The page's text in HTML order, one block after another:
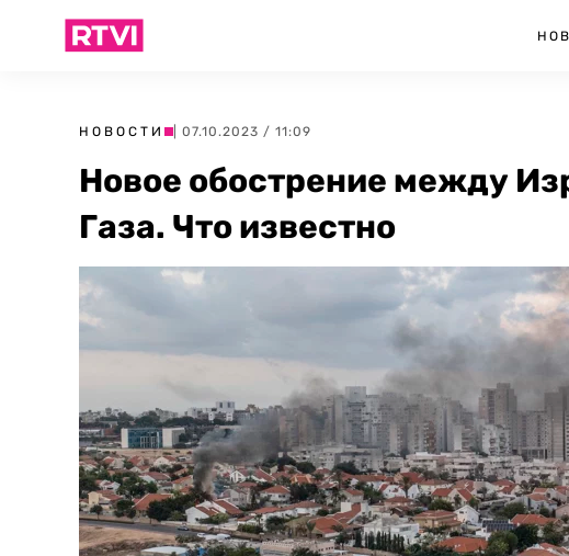
НОВОСТИ | 07.10.2023 / 11:09
Новое обострение между
Газа. Что известно